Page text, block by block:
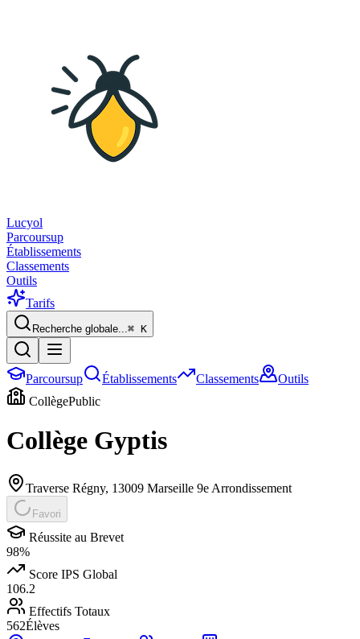
Lucyol
Parcoursup
Établissements
Classements
Outils
Tarifs
Recherche globale...⌘ K
Parcoursup Établissements Classements
Outils
CollègePublic
Collège Gyptis
Traverse Régny, 13009 Marseille 9e Arrondissement
Favori
Réussite au Brevet
98%
Score IPS Global
106.2
Effectifs Totaux
562Élèves